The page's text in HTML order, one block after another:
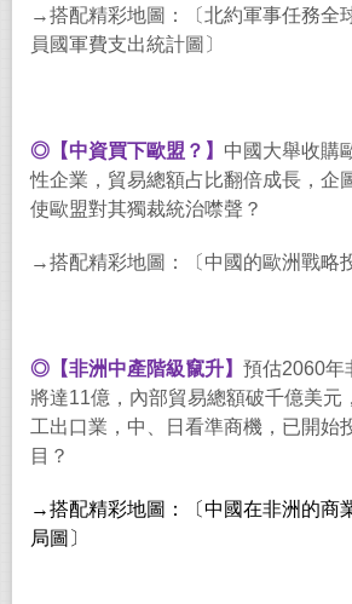
→搭配精彩地圖：〔北約軍事任務全
員國軍費支出統計圖〕
◎【中資買下歐盟？】 中國大舉收購
性企業，貿易總額占比翻倍成長，企
使歐盟對其獨裁統治噤聲？
→搭配精彩地圖：〔中國的歐洲戰略
◎【非洲中產階級竄升】 預估2060年
將達11億，內部貿易總額破千億美元
工出口業，中、日看準商機，已開始
目？
→搭配精彩地圖：〔中國在非洲的商
局圖〕